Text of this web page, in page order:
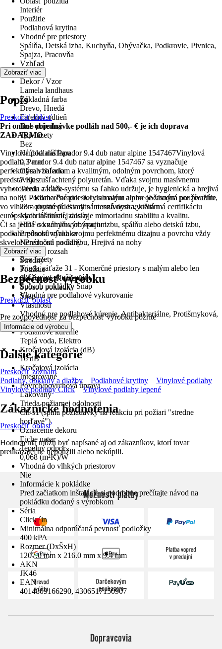
Interiér
Použitie
Podlahová krytina
Vhodné pre priestory
Spálňa, Detská izba, Kuchyňa, Obývačka, Podkrovie, Pivnica,
Špajza, Pracovňa
Vzhľad
Drevo
Dekor / Vzor
Lamela landhaus
Základná farba
Drevo, Hnedá
Farebný odtieň
Dub prírodný
Typ fazety
Bez
Hrúbka nášľapu
0,3 mm
Obsah balenia
7 Kus
Trieda záťaže
31 - Komerčné priestory s malým alebo občasným používaním,
23 - obytné priestory s intenzívnym využitím
Materiál nosnej dosky
HDF so zámkovým spojom
Prednosti výrobku
Nenáročná na údržbu, Hrejivá na nohy
Farebný rozsah
Stredný
Použitie
Súkromné, Komerčné
Spôsob pokládky
Snap
Vlastnosti
Vhodný pre podlahové kúrenie, Antibakteriálne, Protišmyková,
Nízkoemisné
Podlahové kúrenie
Teplá voda, Elektro
Kročajová izolácia (dB)
16 dB
Kročajová izolácia
Integrované
Povrch/povrchová úprava
Lakovaný
Trieda požiarnej odolnosti
Cfl-s1 (spĺňa požiadavky na reakciu pri požiari "stredne
horľavé")
Označenie dekoru
Eiche natur
Tepelný odpor
0,068 (m²K)/W
Vhodná do vlhkých priestorov
Nie
Informácie k pokládke
Pred začiatkom inštalácie si podrobne prečítajte návod na
pokládku dodaný s výrobkom
Séria
Click ´in
Minimálna odporúčaná pevnosť podložky
400 kPA
Rozmer (DxŠxH)
1207.0 mm x 216.0 mm x 9.4 mm
AKN
JK46
EAN
4014809166290, 4306517150907
Zobraziť viac
Popis
Preskočiť oblasť
Pri online objednávke podláh nad 500,- € je ich doprava
ZADARMO
Vinylová podlaha Parador 9.4 dub natur alpine 1547467Vinylová
podlaha Parador 9.4 dub natur alpine 1547467 sa vyznačuje
perfektným vzhľadom a kvalitným, odolným povrchom, ktorý
predstavuje zušľachtený polyuretán. Vďaka svojmu masívnemu
vyhotoveniu a klick-systému sa ľahko udržuje, je hygienická a hrejivá
na nohy. Podlaha Parador 9.4 dub natur alpine je vhodná pre použitie
vo vlhkom prostredí. Kvalitná nosná doska, ktorá má certifikáciu
európskych inštitúcií, zaisťuje mimoriadnu stabilitu a kvalitu.
Či sa jedná o kuchyňu, obývaciu izbu, spálňu alebo detskú izbu,
podlaha pôsobí vďaka svojmu perfektnému dizajnu a povrchu vždy
skvelo! Prednosti podlahy
Bez fazety
Trieda záťaže 31 - Komerčné priestory s malým alebo len
občasným používaním
Spôsob pokládky Snap
Vhodná pre podlahové vykurovanie
Zobraziť viac
Bezpečnosť výrobku
Preskočiť oblasť
Pre zodpovednosť za bezpečnosť výrobku pozrite
Informácie od výrobcu .
Ďalšie kategórie
Preskočiť zoznam
Podlahy, obklady a dlažby
Podlahové krytiny
Vinylové podlahy
Vinylové podlahy Click
Vinylové podlahy lepené
Zákaznícke hodnotenia
Preskočiť oblasť
Hodnotenia môžu byť napísané aj od zákazníkov, ktorí tovar
preukázateľne nepoužili alebo nekúpili.
Možnosti platby
Dopravcovia